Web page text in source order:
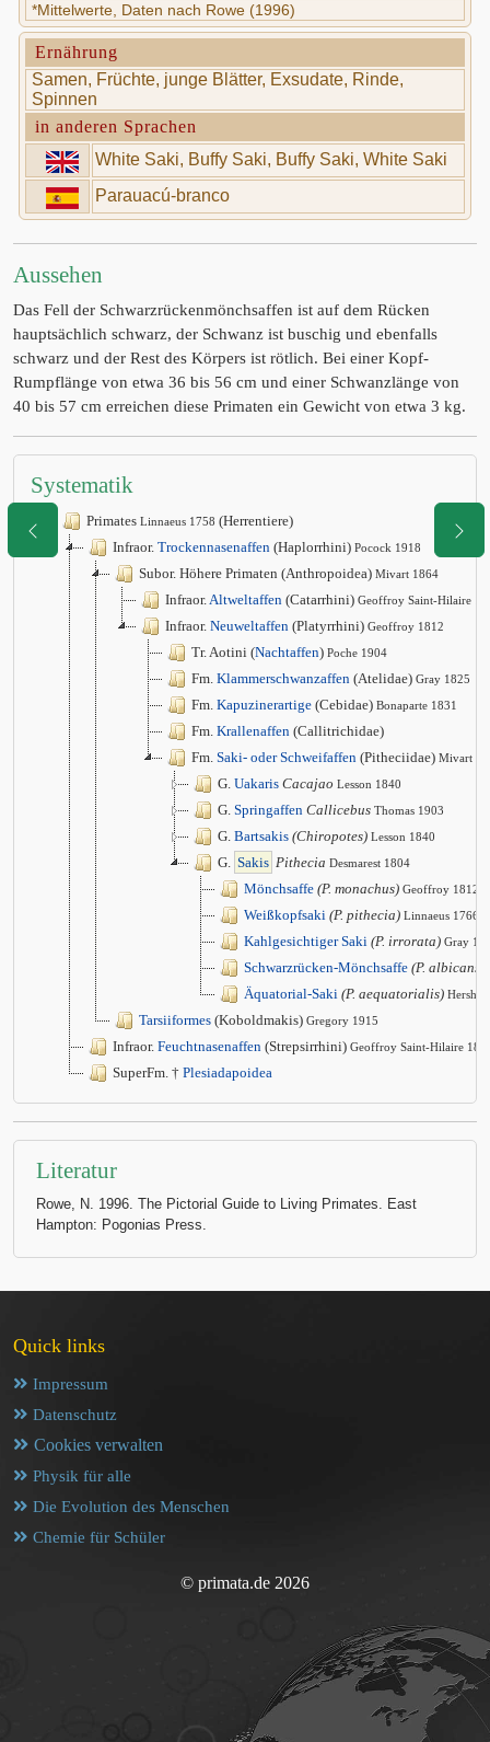
*Mittelwerte, Daten nach Rowe (1996)
Ernährung
Samen, Früchte, junge Blätter, Exsudate, Rinde,
Spinnen
in anderen Sprachen
White Saki, Buffy Saki, Buffy Saki, White Saki
Parauacú-branco
Aussehen
Das Fell der Schwarzrückenmönchsaffen ist auf dem Rücken
hauptsächlich schwarz, der Schwanz ist buschig und ebenfalls
schwarz und der Rest des Körpers ist rötlich. Bei einer Kopf-
Rumpflänge von etwa 36 bis 56 cm und einer Schwanzlänge von
40 bis 57 cm erreichen diese Primaten ein Gewicht von etwa 3 kg.
Systematik
Primates Linnaeus 1758 (Herrentiere)
Infraor. Trockennasenaffen (Haplorrhini) Pocock 1918
Subor. Höhere Primaten (Anthropoidea) Mivart 1864
Infraor.Altweltaffen (Catarrhini) Geoffroy Saint-Hilaire
Infraor. Neuweltaffen (Platyrrhini) Geoffroy 1812
Tr. Aotini (Nachtaffen) Poche 1904
Fm. Klammerschwanzaffen (Atelidae) Gray 1825
Fm. Kapuzinerartige (Cebidae) Bonaparte 1831
Fm. Krallenaffen (Callitrichidae)
Fm. Saki- oder Schweifaffen (Pitheciidae) Mivart
G. Uakaris Cacajao Lesson 1840
G. Springaffen Callicebus Thomas 1903
G. Bartsakis (Chiropotes) Lesson 1840
G. Sakis Pithecia Desmarest 1804
Mönchsaffe (P. monachus) Geoffroy 1812
Weißkopfsaki (P. pithecia) Linnaeus 1766
Kahlgesichtiger Saki (P. irrorata) Gray
Schwarzrücken-Mönchsaffe (P. albicans)
Äquatorial-Saki (P. aequatorialis)
Tarsiiformes (Koboldmakis) Gregory 1915
Infraor. Feuchtnasenaffen (Strepsirrhini) Geoffroy Saint-Hilaire
SuperFm. † Plesiadapoidea
Literatur
Rowe, N. 1996. The Pictorial Guide to Living Primates. East
Hampton: Pogonias Press.
Quick links
Impressum
Datenschutz
Cookies verwalten
Physik für alle
Die Evolution des Menschen
Chemie für Schüler
© primata.de 2026